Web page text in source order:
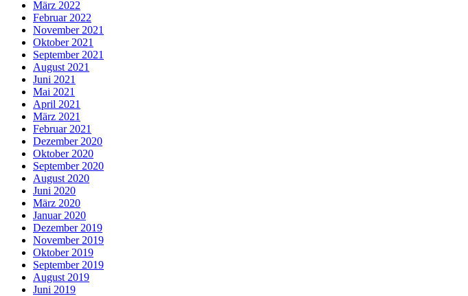
März 2022
Februar 2022
November 2021
Oktober 2021
September 2021
August 2021
Juni 2021
Mai 2021
April 2021
März 2021
Februar 2021
Dezember 2020
Oktober 2020
September 2020
August 2020
Juni 2020
März 2020
Januar 2020
Dezember 2019
November 2019
Oktober 2019
September 2019
August 2019
Juni 2019